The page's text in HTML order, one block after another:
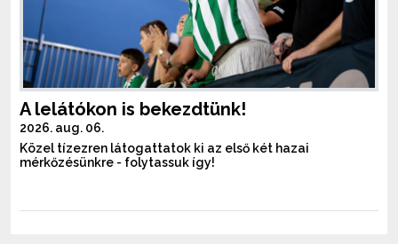
A lelátókon is bekezdtünk!
2026. aug. 06.
Közel tízezren látogattatok ki az első két hazai
mérkőzésünkre - folytassuk így!